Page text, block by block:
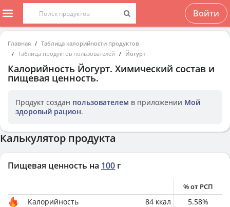
Войти
Главная
Таблица калорийности продуктов
Таблица продуктов пользователей
Йогурт
Калорийность Йогурт. Химический состав и
пищевая ценность.
Продукт создан пользователем в приложении Мой
здоровый рацион.
Калькулятор продукта
Пищевая ценность на 100 г
% от РСП
Калорийность 84 ккал 5.58%